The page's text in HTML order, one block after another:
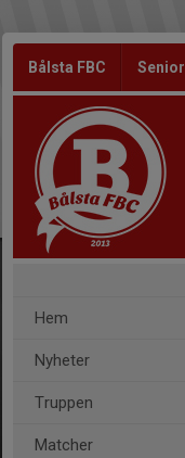
Bålsta FBC Senior
Hem
Nyheter
Truppen
Matcher